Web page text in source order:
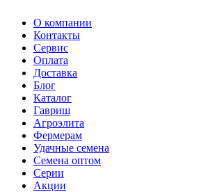
О компании
Контакты
Сервис
Оплата
Доставка
Блог
Каталог
Гавриш
Агроэлита
Фермерам
Удачные семена
Семена оптом
Серии
Акции